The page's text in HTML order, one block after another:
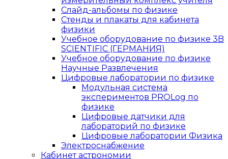
Слайд-альбомы по физике
Стенды и плакаты для кабинета
физики
Учебное оборудование по физике 3B
SCIENTIFIC (ГЕРМАНИЯ)
Учебное оборудование по физике
Научные Развлечения
Цифровые лаборатории по физике
Модульная система
экспериментов PROLog по
физике
Цифровые датчики для
лабораторий по физике
Цифровые лаборатории Физика
Электроснабжение
Кабинет астрономии